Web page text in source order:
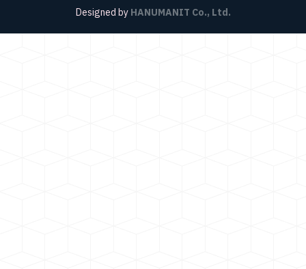
Designed by HANUMANIT Co., Ltd.